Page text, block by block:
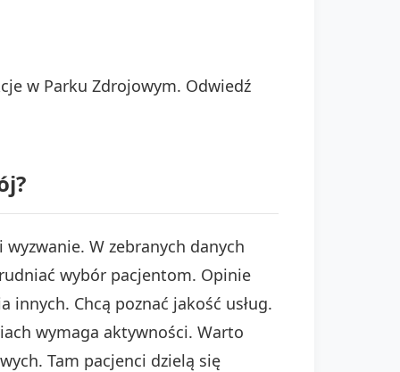
w Parku Zdrojowym. Odwiedź
wyzwanie. W zebranych danych
wybór pacjentom. Opinie
innych. Chcą poznać jakość usług.
wymaga aktywności. Warto
Tam pacjenci dzielą się